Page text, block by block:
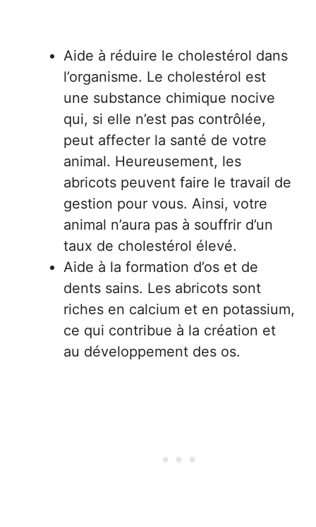
Aide à réduire le cholestérol dans
l’organisme. Le cholestérol est
une substance chimique nocive
qui, si elle n’est pas contrôlée,
peut affecter la santé de votre
animal. Heureusement, les
abricots peuvent faire le travail de
gestion pour vous. Ainsi, votre
animal n’aura pas à souffrir d’un
taux de cholestérol élevé.
Aide à la formation d’os et de
dents sains. Les abricots sont
riches en calcium et en potassium,
ce qui contribue à la création et
au développement des os.